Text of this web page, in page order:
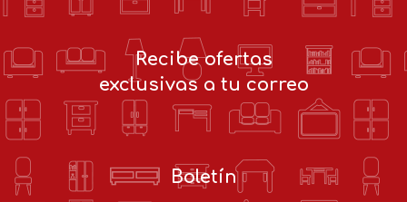
Recibe ofertas
exclusivas a tu correo
Boletín